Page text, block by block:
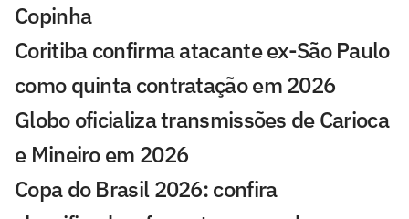
Copinha
Coritiba confirma atacante ex-São Paulo
como quinta contratação em 2026
Globo oficializa transmissões de Carioca
e Mineiro em 2026
Copa do Brasil 2026: confira